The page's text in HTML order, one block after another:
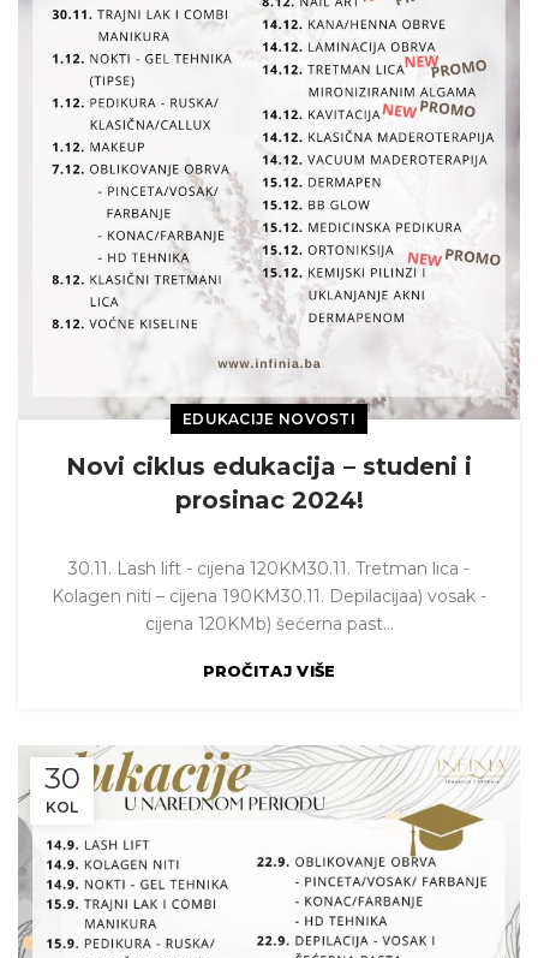
EDUKACIJE NOVOSTI
Novi ciklus edukacija – studeni i
prosinac 2024!
30.11. Lash lift - cijena 120KM30.11. Tretman lica -
Kolagen niti – cijena 190KM30.11. Depilacijaa) vosak -
cijena 120KMb) šećerna past...
PROČITAJ VIŠE
30
KOL